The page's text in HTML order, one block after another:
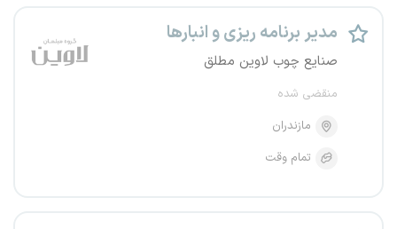
مدیر برنامه ریزی و انبارها
صنایع چوب لاوین مطلق
منقضی شده
مازندران
تمام وقت